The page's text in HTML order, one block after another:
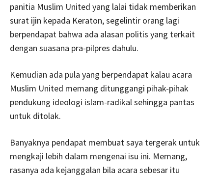
panitia Muslim United yang lalai tidak memberikan
surat ijin kepada Keraton, segelintir orang lagi
berpendapat bahwa ada alasan politis yang terkait
dengan suasana pra-pilpres dahulu.
Kemudian ada pula yang berpendapat kalau acara
Muslim United memang ditunggangi pihak-pihak
pendukung ideologi islam-radikal sehingga pantas
untuk ditolak.
Banyaknya pendapat membuat saya tergerak untuk
mengkaji lebih dalam mengenai isu ini. Memang,
rasanya ada kejanggalan bila acara sebesar itu